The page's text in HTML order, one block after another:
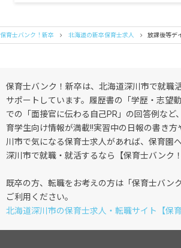
保育士バンク！新卒 北海道の新卒保育士求人 放課後等デ
保育士バンク！新卒は、北海道深川市で就職
サポートしています。履歴書の「学歴・志望
での「面接官に伝わる自己PR」の回答例など
育学生向け情報が満載!!実習中の日報の書き
川市で気になる保育士求人があれば、保育園
深川市で就職・就活するなら【保育士バンク！
既卒の方、転職をお考えの方は「保育士バン
ご利用ください。
北海道深川市の保育士求人・転職サイト【保